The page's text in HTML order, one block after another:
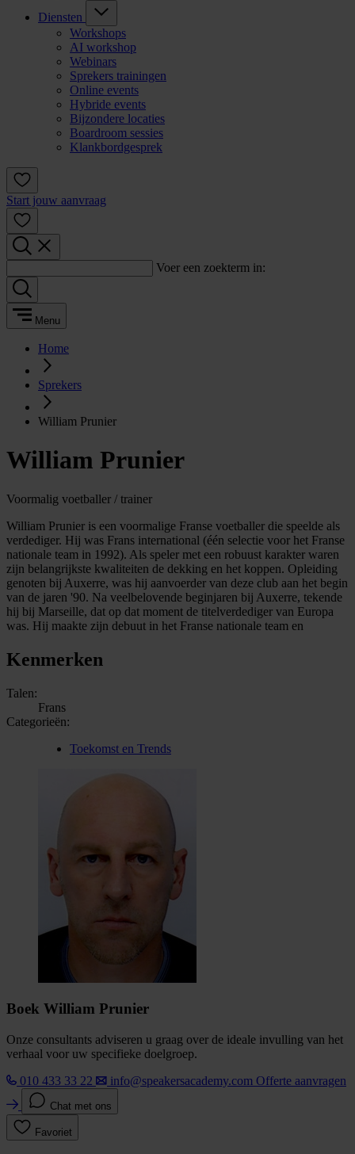
Diensten
Workshops
AI workshop
Webinars
Sprekers trainingen
Online events
Hybride events
Bijzondere locaties
Boardroom sessies
Klankbordgesprek
Start jouw aanvraag
Voer een zoekterm in:
Menu
Home
Sprekers
William Prunier
William Prunier
Voormalig voetballer / trainer
William Prunier is een voormalige Franse voetballer die speelde als
verdediger. Hij was Frans international (één selectie voor het Franse
nationale team in 1992). Als speler met een robuust karakter waren
zijn belangrijkste kwaliteiten de dekking en het koppen. Opleiding
genoten bij Auxerre, was hij aanvoerder van deze club aan het begin
van de jaren '90. Na veelbelovende beginjaren bij Auxerre, tekende
hij bij Marseille, dat op dat moment de titelverdediger van Europa
was. Hij maakte zijn debuut in het Franse nationale team en
Kenmerken
Talen:
Frans
Categorieën:
Toekomst en Trends
Boek William Prunier
Onze consultants adviseren u graag over de ideale invulling van het
verhaal voor uw specifieke doelgroep.
010 433 33 22
info@speakersacademy.com Offerte aanvragen
Chat met ons
Favoriet